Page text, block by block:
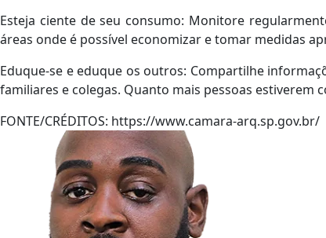
Esteja ciente de seu consumo: Monitore
áreas onde é possível economizar e tomar medidas
Eduque-se e eduque os outros: Compartilhe
familiares e colegas. Quanto mais pessoas estiverem
FONTE/CRÉDITOS: https://www.camara-arq.sp.gov.br/